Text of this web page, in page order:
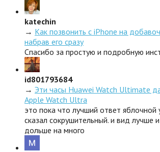
katechin
→ Как позвонить с iPhone на
набрав его сразу
Спасибо за простую и подробную
id801793684
→ Эти часы Huawei Watch Ultimate
Apple Watch Ultra
это пока что лучший ответ яблочной
сказал сокрушительный. и вид лучше
дольше на много